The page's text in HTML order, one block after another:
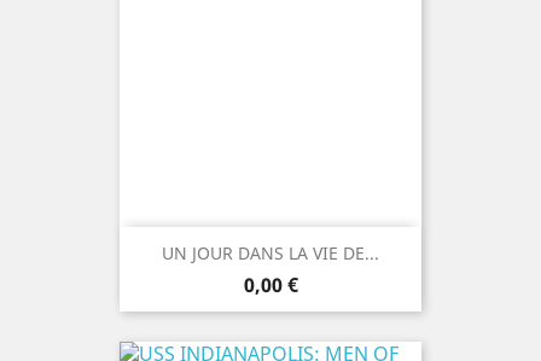
UN JOUR DANS LA VIE DE...
Prix
0,00 €